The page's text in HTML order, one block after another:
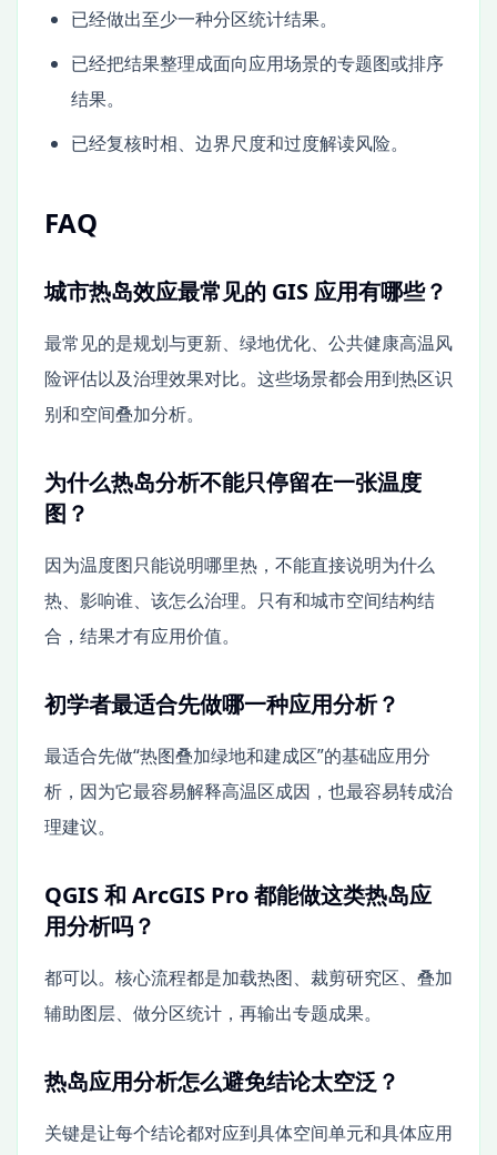
已经做出至少一种分区统计结果。
已经把结果整理成面向应用场景的专题图或排序
结果。
已经复核时相、边界尺度和过度解读风险。
FAQ
城市热岛效应最常见的 GIS 应用有哪些？
最常见的是规划与更新、绿地优化、公共健康高温风
险评估以及治理效果对比。这些场景都会用到热区识
别和空间叠加分析。
为什么热岛分析不能只停留在一张温度
图？
因为温度图只能说明哪里热，不能直接说明为什么
热、影响谁、该怎么治理。只有和城市空间结构结
合，结果才有应用价值。
初学者最适合先做哪一种应用分析？
最适合先做“热图叠加绿地和建成区”的基础应用分
析，因为它最容易解释高温区成因，也最容易转成治
理建议。
QGIS 和 ArcGIS Pro 都能做这类热岛应
用分析吗？
都可以。核心流程都是加载热图、裁剪研究区、叠加
辅助图层、做分区统计，再输出专题成果。
热岛应用分析怎么避免结论太空泛？
关键是让每个结论都对应到具体空间单元和具体应用